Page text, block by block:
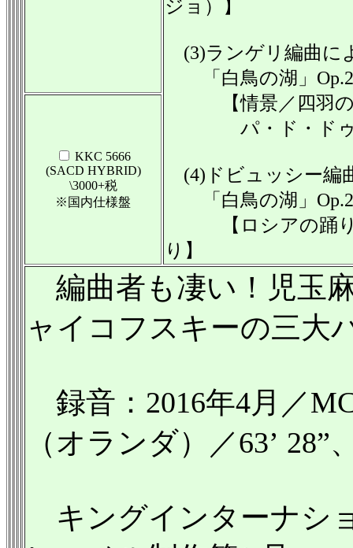
ジョ）】
(3)ランゲリ編曲に
「白鳥の湖」
【情景／四羽の
パ・ド・ドゥ（
(4)ドビュッシー編
「白鳥の湖」
【ロシアの踊り
り】
KKC 5666
(SACD HYBRID)
\3000+税
※国内仕様盤
編曲者も凄い！児玉
ャイコフスキーの三大
録音：2016年4月／
（オランダ）／63’
キングインターナシ